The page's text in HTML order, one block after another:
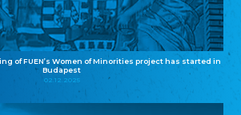
of FUEN’s Women of Minorities project has started in
Budapest
02.12.2025